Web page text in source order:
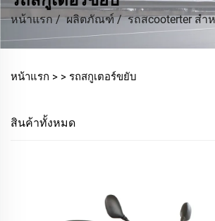
หน้าแรก/ผลิตภัณฑ์/รถสcooterter ส
หน้าแรก > > รถสกูเตอร์ขยับ
สินค้าทั้งหมด